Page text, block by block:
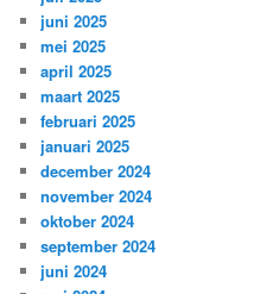
juni 2025
mei 2025
april 2025
maart 2025
februari 2025
januari 2025
december 2024
november 2024
oktober 2024
september 2024
juni 2024